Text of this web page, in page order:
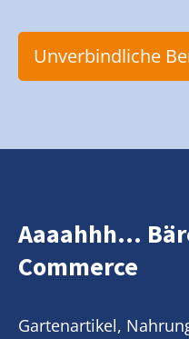
Unverbindliche
Aaaahhh...
Commerce
Gartenartikel,